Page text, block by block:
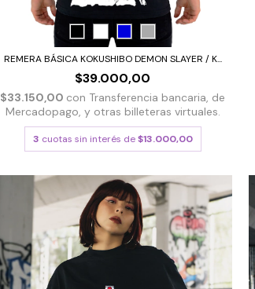
REMERA BÁSICA KOKUSHIBO DEMON SLAYER / K...
$39.000,00
$33.150,00 con Transferencia bancaria, de
Mercadopago, y otras billeteras virtuales.
3 cuotas sin interés de$13.000,00